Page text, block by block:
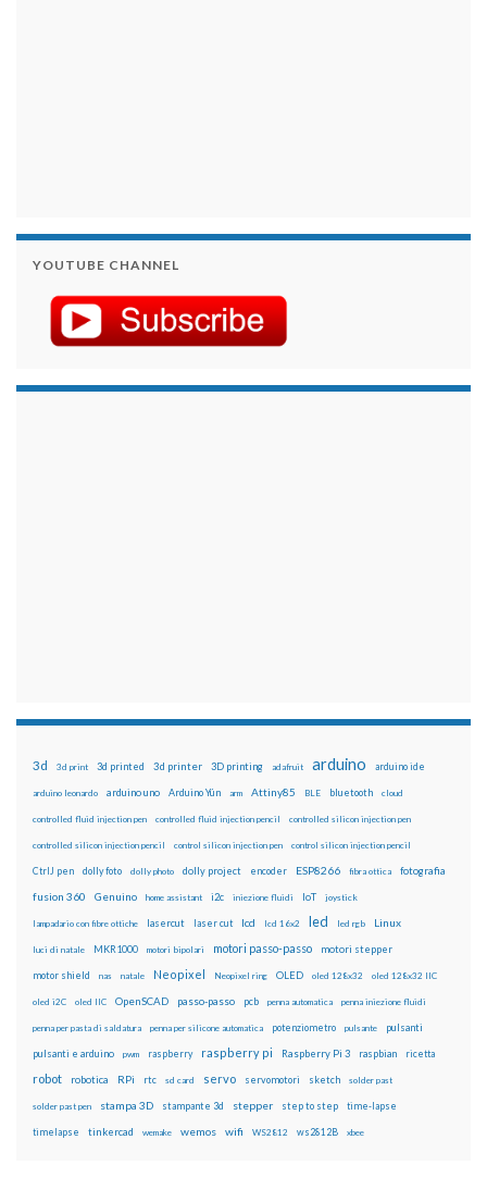
YOUTUBE CHANNEL
3d 3d print 3d printed 3d printer 3D printing adafruit arduino arduino ide
arduino leonardo arduino uno Arduino Yún arm Attiny85 BLE bluetooth cloud
controlled fluid injection pen controlled fluid injection pencil controlled silicon injection pen
controlled silicon injection pencil control silicon injection pen control silicon injection pencil
CtrlJ pen dolly foto dolly photo dolly project encoder ESP8266 fibra ottica fotografia
fusion 360 Genuino home assistant i2c iniezione fluidi IoT joystick
lampadario con fibre ottiche lasercut laser cut lcd lcd 16x2 led led rgb Linux
luci di natale MKR1000 motori bipolari motori passo-passo motori stepper
motor shield nas natale Neopixel Neopixel ring OLED oled 128x32 oled 128x32 IIC
oled i2C oled IIC OpenSCAD passo-passo pcb penna automatica penna iniezione fluidi
penna per pasta di saldatura penna per silicone automatica potenziometro pulsante pulsanti
pulsanti e arduino pwm raspberry raspberry pi Raspberry Pi 3 raspbian ricetta
robot robotica RPi rtc sd card servo servomotori sketch solder past
solder past pen stampa 3D stampante 3d stepper step to step time-lapse
timelapse tinkercad wemake wemos wifi WS2812 ws2812B xbee